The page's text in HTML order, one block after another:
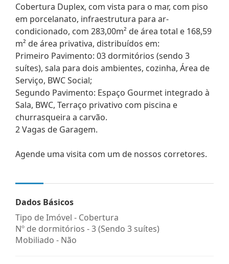
Cobertura Duplex, com vista para o mar, com piso
em porcelanato, infraestrutura para ar-
condicionado, com 283,00m² de área total e 168,59
m² de área privativa, distribuídos em:
Primeiro Pavimento: 03 dormitórios (sendo 3
suítes), sala para dois ambientes, cozinha, Área de
Serviço, BWC Social;
Segundo Pavimento: Espaço Gourmet integrado à
Sala, BWC, Terraço privativo com piscina e
churrasqueira a carvão.
2 Vagas de Garagem.
Agende uma visita com um de nossos corretores.
Dados Básicos
Tipo de Imóvel - Cobertura
Nº de dormitórios - 3 (Sendo 3 suítes)
Mobiliado - Não